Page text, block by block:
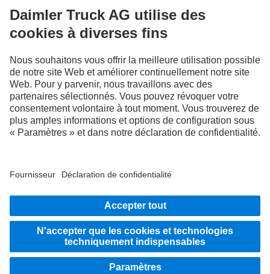
FOLLOW THE ROADSTARS.
Échangez maintenant vos expériences avec d’autres routiers
et routières.
Montez à bord
LANGUAGE
FR